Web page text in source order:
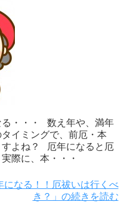
る・・・ 数え年や、満年
イミングで、前厄・本
すよね？ 厄年になると厄
際に、本・・・
になる！！厄祓いは行くべ
き？」の続きを読む